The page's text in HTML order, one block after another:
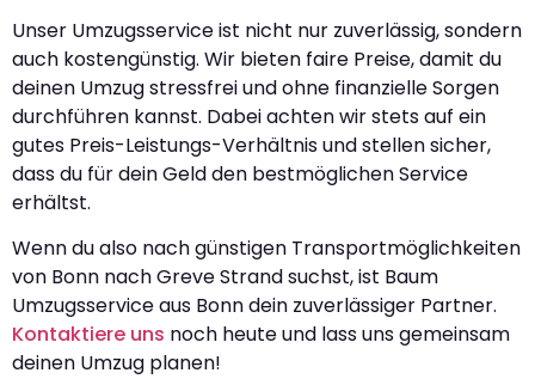
Unser Umzugsservice ist nicht nur zuverlässig, sondern
auch kostengünstig. Wir bieten faire Preise, damit du
deinen Umzug stressfrei und ohne finanzielle Sorgen
durchführen kannst. Dabei achten wir stets auf ein
gutes Preis-Leistungs-Verhältnis und stellen sicher,
dass du für dein Geld den bestmöglichen Service
erhältst.
Wenn du also nach günstigen Transportmöglichkeiten
von Bonn nach Greve Strand suchst, ist Baum
Umzugsservice aus Bonn dein zuverlässiger Partner.
Kontaktiere uns noch heute und lass uns gemeinsam
deinen Umzug planen!